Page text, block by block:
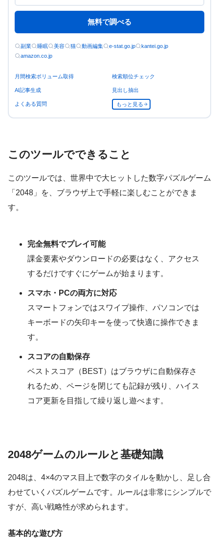
無料で調べる
副業 睡眠 美容 猫 動画編集 e-stat.go.jp
kantei.go.jp
amazon.co.jp
月間検索ボリューム取得 検索順位チェック
AI記事生成 見出し抽出
よくある質問 もっと見る
このツールでできること
このツールでは、世界中で大ヒットした数字パズルゲーム
「2048」を、ブラウザ上で手軽に楽しむことができま
す。
完全無料でプレイ可能
課金要素やダウンロードの必要はなく、アクセス
するだけですぐにゲームが始まります。
スマホ・PCの両方に対応
スマートフォンではスワイプ操作、パソコンでは
キーボードの矢印キーを使って快適に操作できま
す。
スコアの自動保存
ベストスコア（BEST）はブラウザに自動保存さ
れるため、ページを閉じても記録が残り、ハイス
コア更新を目指して繰り返し遊べます。
2048ゲームのルールと基礎知識
2048は、4×4のマス目上で数字のタイルを動かし、足し合
わせていくパズルゲームです。ルールは非常にシンプルで
すが、高い戦略性が求められます。
基本的な遊び方